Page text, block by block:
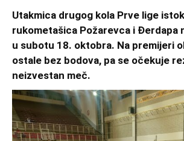
Utakmica drugog kola Prve lige
rukometašica Požarevca i Đerdapa
u subotu 18. oktobra. Na premijeri
ostale bez bodova, pa se očekuje
neizvestan meč.